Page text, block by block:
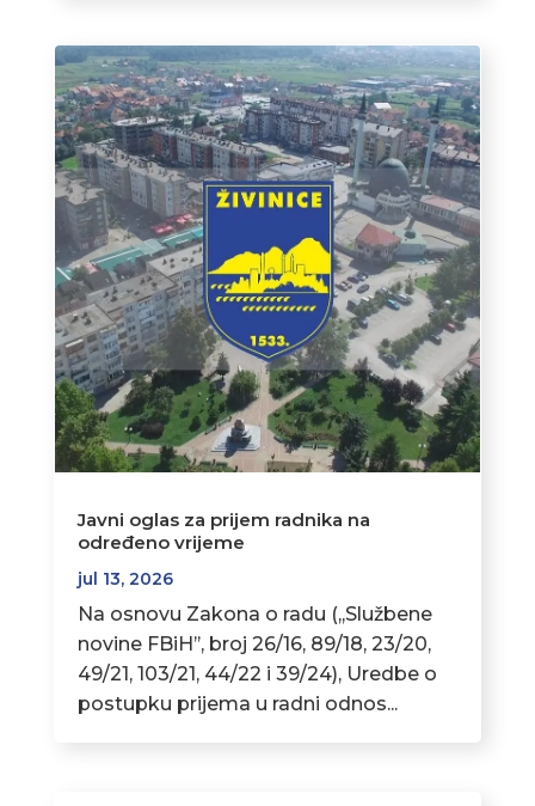
Javni oglas za prijem radnika na
određeno vrijeme
jul 13, 2026
Na osnovu Zakona o radu (,,Službene
novine FBiH’’, broj 26/16, 89/18, 23/20,
49/21, 103/21, 44/22 i 39/24), Uredbe o
postupku prijema u radni odnos...